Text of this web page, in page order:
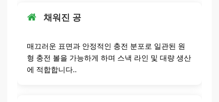
채워진 공
매끄러운 표면과 안정적인 충전 분포로 일관된 원
형 충전 볼을 가능하게 하며 스낵 라인 및 대량 생산
에 적합합니다..